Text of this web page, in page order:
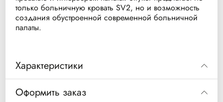
Характеристики
Оформить заказ
только больничную кровать SV2, но и возможность
создания обустроенной современной больничной
палаты.
• Прикроватный столик с C-образным